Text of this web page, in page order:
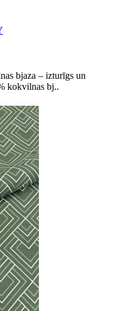
bjaza – izturīgs un
kokvilnas bj..